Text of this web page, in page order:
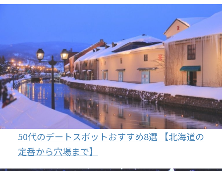
50代のデートスポットおすすめ8選 【北海道の
定番から穴場まで】